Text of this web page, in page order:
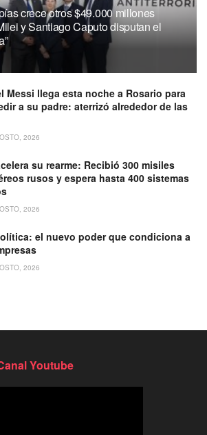
crece otros $49.000 millones
y Santiago Caputo disputan el
Messi llega esta noche a Rosario para
a su padre: aterrizó alrededor de las
2026
su rearme: Recibió 300 misiles
rusos y espera hasta 400 sistemas
2026
el nuevo poder que condiciona a
2026
Youtube